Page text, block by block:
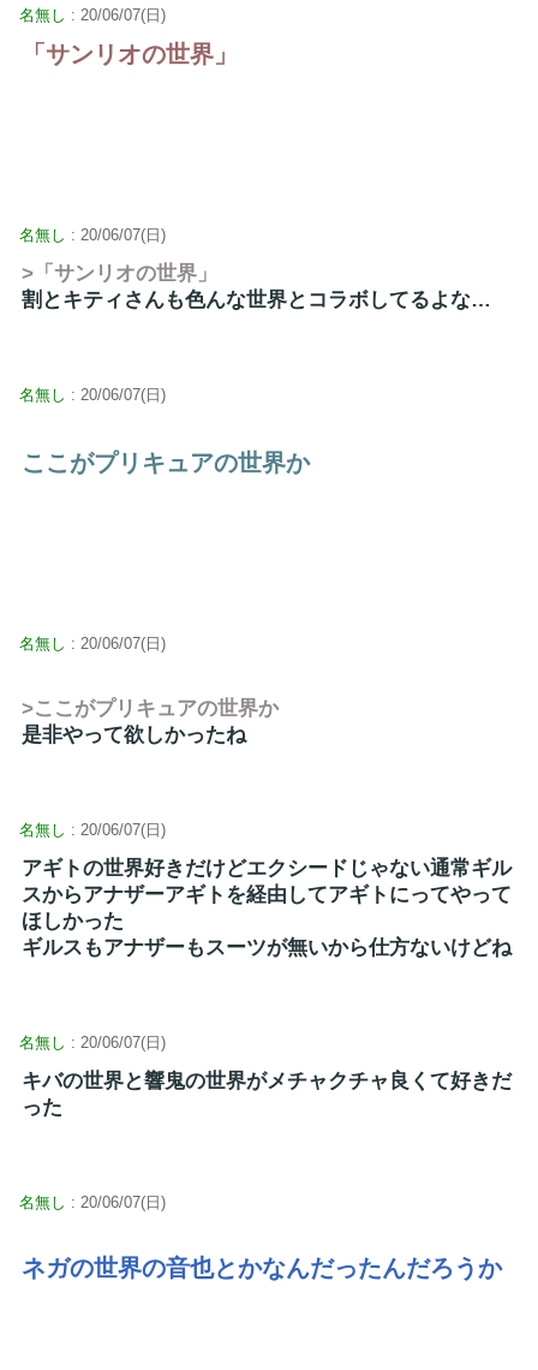
名無し : 20/06/07(日)
「サンリオの世界」
名無し : 20/06/07(日)
>「サンリオの世界」
割とキティさんも色んな世界とコラボしてるよな…
名無し : 20/06/07(日)
ここがプリキュアの世界か
名無し : 20/06/07(日)
>ここがプリキュアの世界か
是非やって欲しかったね
名無し : 20/06/07(日)
アギトの世界好きだけどエクシードじゃない通常ギル
スからアナザーアギトを経由してアギトにってやって
ほしかった
ギルスもアナザーもスーツが無いから仕方ないけどね
名無し : 20/06/07(日)
キバの世界と響鬼の世界がメチャクチャ良くて好きだ
った
名無し : 20/06/07(日)
ネガの世界の音也とかなんだったんだろうか